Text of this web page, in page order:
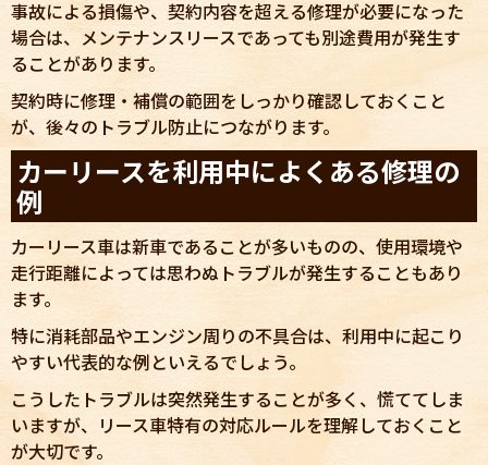
事故による損傷や、契約内容を超える修理が必要になった
場合は、メンテナンスリースであっても別途費用が発生す
ることがあります。
契約時に修理・補償の範囲をしっかり確認しておくこと
が、後々のトラブル防止につながります。
カーリースを利用中によくある修理の
例
カーリース車は新車であることが多いものの、使用環境や
走行距離によっては思わぬトラブルが発生することもあり
ます。
特に消耗部品やエンジン周りの不具合は、利用中に起こり
やすい代表的な例といえるでしょう。
こうしたトラブルは突然発生することが多く、慌ててしま
いますが、リース車特有の対応ルールを理解しておくこと
が大切です。